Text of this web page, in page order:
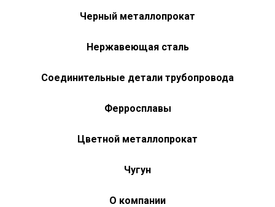
Черный металлопрокат
Нержавеющая сталь
Соединительные детали трубопровода
Ферросплавы
Цветной металлопрокат
Чугун
О компании